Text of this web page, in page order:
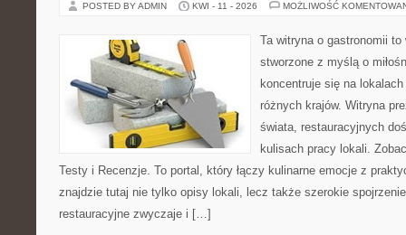
POSTED BY ADMIN KWI - 11 - 2026 MOŻLIWOŚĆ
Ta witryna o gastronomii
stworzone z myślą o
koncentruje się na
różnych krajów. Witryna
świata, restauracyjnych
kulisach pracy lokali.
Testy i Recenzje. To portal, który łączy kulinarne emocje z
znajdzie tutaj nie tylko opisy lokali, lecz także szerokie
restauracyjne zwyczaje i […]